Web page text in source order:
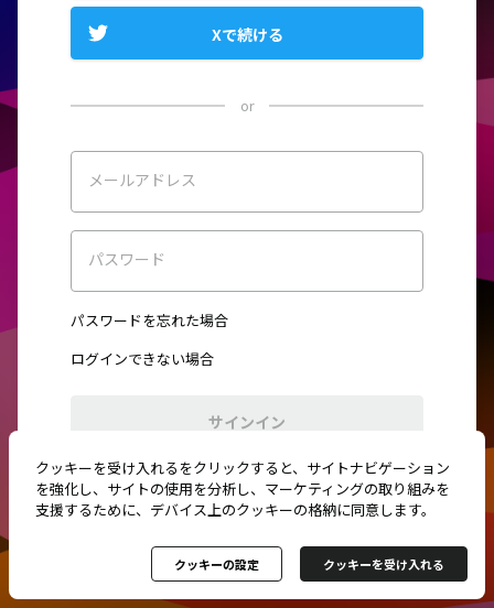
Xで続ける
or
メールアドレス
パスワード
パスワードを忘れた場合
ログインできない場合
サインイン
初めてご利用ですか？新規登録
クッキーを受け入れるをクリックすると、サイトナビゲーション
を強化し、サイトの使用を分析し、マーケティングの取り組みを
支援するために、デバイス上のクッキーの格納に同意します。
クッキーの設定 クッキーを受け入れる